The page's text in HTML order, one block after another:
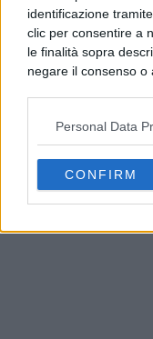
identificazione
clic per consentire a
le finalità sopra
negare il consenso
possono non
opporti a tale
preferenze in
consultando la
Personal Data
CONFIRM
Procida,
turisti: